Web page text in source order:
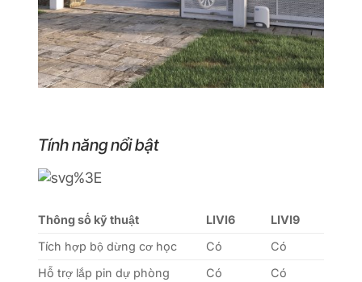
Tính năng nổi bật
Thông số kỹ thuật LIVI6
LIVI9
Tích hợp bộ dừng cơ học
Có
Có
Hỗ trợ lắp pin dự phòng
Có
Có